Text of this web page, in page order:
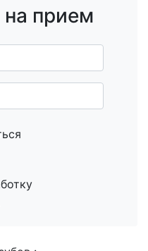
на прием